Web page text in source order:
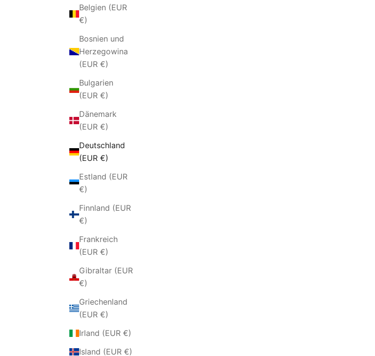
Belgien (EUR
€)
Bosnien und
Herzegowina
(EUR €)
Bulgarien
(EUR €)
Dänemark
(EUR €)
Deutschland
(EUR €)
Estland (EUR
€)
Finnland (EUR
€)
Frankreich
(EUR €)
Gibraltar (EUR
€)
Griechenland
(EUR €)
Irland (EUR €)
Island (EUR €)
ARMBAND MIT RÖMISCHEN
MÜNZEN IN SILBER
ANGEBOT
AB €99,00 EUR